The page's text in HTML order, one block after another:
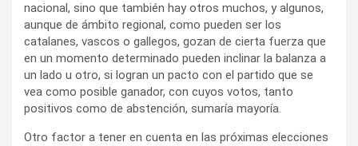
nacional, sino que también hay otros muchos, y algunos,
aunque de ámbito regional, como pueden ser los
catalanes, vascos o gallegos, gozan de cierta fuerza que
en un momento determinado pueden inclinar la balanza a
un lado u otro, si logran un pacto con el partido que se
vea como posible ganador, con cuyos votos, tanto
positivos como de abstención, sumaría mayoría.
Otro factor a tener en cuenta en las próximas elecciones